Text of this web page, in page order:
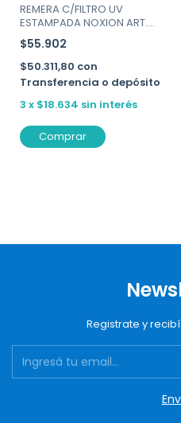
REMERA C/FILTRO UV
ESTAMPADA NOXION ART.
NXDA043
$55.902
$50.311,80 con
Transferencia o depósito
3 x $18.634 sin interés
Comprar
Registrate y